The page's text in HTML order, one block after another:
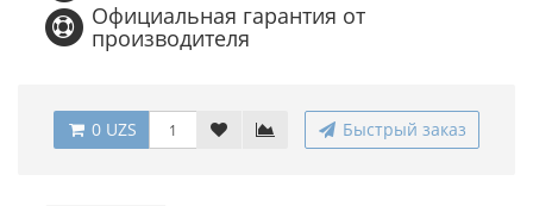
Официальная гарантия от
производителя
0 UZS Быстрый заказ